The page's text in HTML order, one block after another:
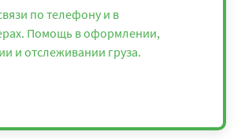
по телефону и в
Помощь в оформлении,
и отслеживании груза.